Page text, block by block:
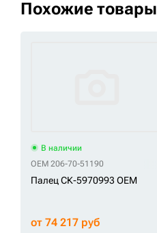
Похожие товары
В наличии
OEM 206-70-51190
Палец СК-5970993 OEM
от 74 217 руб